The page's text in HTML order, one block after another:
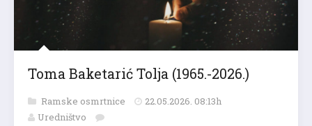
Toma Baketarić Tolja (1965.-2026.)
Ramske osmrtnice
22.05.2026. 08:13h
Uredništvo